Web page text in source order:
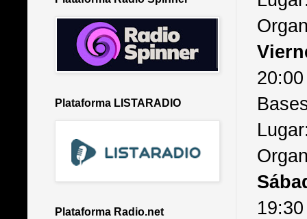
Plataforma LISTARADIO
Plataforma Radio.net